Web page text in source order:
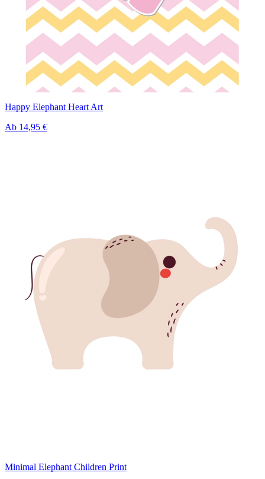
Happy Elephant Heart Art
Ab 14,95 €
Minimal Elephant Children Print